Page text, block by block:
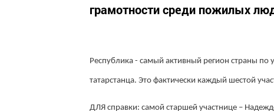
грамотности среди пожилых
Республика - самый активный регион страны по
татарстанца. Это фактически каждый шестой
ДЛЯ справки: самой старшей участнице –